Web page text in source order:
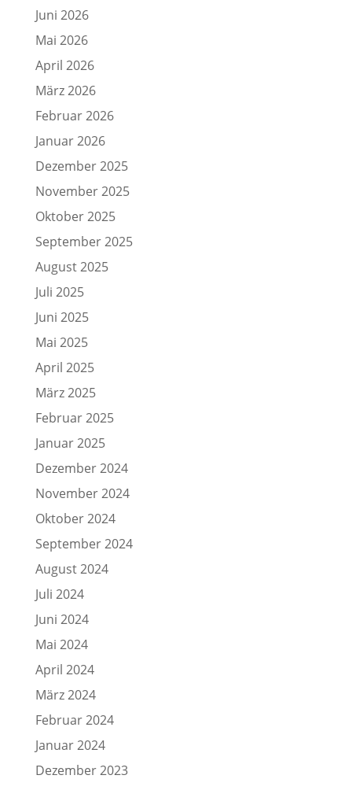
Juni 2026
Mai 2026
April 2026
März 2026
Februar 2026
Januar 2026
Dezember 2025
November 2025
Oktober 2025
September 2025
August 2025
Juli 2025
Juni 2025
Mai 2025
April 2025
März 2025
Februar 2025
Januar 2025
Dezember 2024
November 2024
Oktober 2024
September 2024
August 2024
Juli 2024
Juni 2024
Mai 2024
April 2024
März 2024
Februar 2024
Januar 2024
Dezember 2023